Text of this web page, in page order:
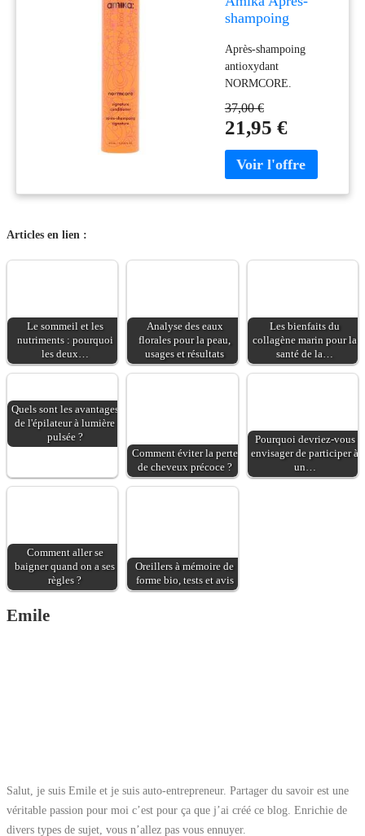
shampoing
Normcore 275 ml
Après-shampoing
antioxydant
NORMCORE.
Formulation: Sans
paraben, Sans sulfate.
Ingrédients: Vitamine
C. Les tendances:
37,00 €
21,95 €
Articles en lien :
Le sommeil et les
nutriments : pourquoi
les deux…
Analyse des eaux
florales pour la peau,
usages et résultats
Les bienfaits du
collagène marin pour la
santé de la…
Quels sont les avantages
de l'épilateur à lumière
pulsée ?
Comment éviter la perte
de cheveux précoce ?
Pourquoi devriez-vous
envisager de participer à
un…
Comment aller se
baigner quand on a ses
règles ?
Oreillers à mémoire de
forme bio, tests et avis
Emile
Salut, je suis Emile et je suis auto-entrepreneur. Partager du savoir est une
véritable passion pour moi c’est pour ça que j’ai créé ce blog. Enrichie de
divers types de sujet, vous n’allez pas vous ennuyer.